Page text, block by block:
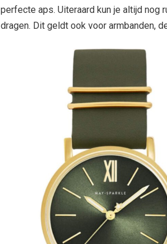
perfecte aps. Uiteraard kun je altijd nog
dragen. Dit geldt ook voor armbanden,